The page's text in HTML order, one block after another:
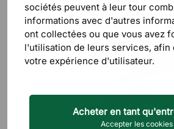
sociétés peuvent à leur tour
informations avec d'autres
ont collectées ou que vous avez
l'utilisation de leurs services, afin
votre expérience d'utilisateur.
Acheter en tant
Accepter les cookies